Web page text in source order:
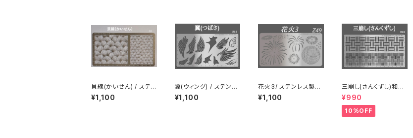
貝線(かいせん) / ステン
レス製ステンシル(z44)
¥1,100
翼(ウィング) / ステンレ
ス製ステンシル(z13)
¥1,100
花火3/ ステンレス製ス
テンシルz49
¥1,100
三崩し(さんくずし)和柄
/ ステンレス製ステンシ
ル(z18)
¥990
10%OFF